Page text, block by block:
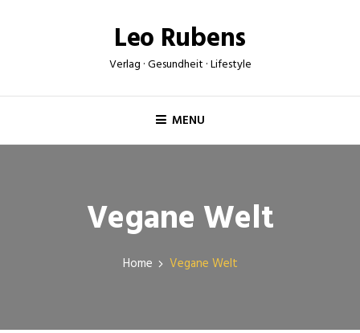
Leo Rubens
Verlag · Gesundheit · Lifestyle
MENU
Vegane Welt
Home Vegane Welt